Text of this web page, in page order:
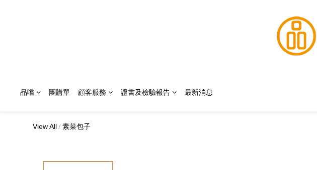
品嚐 團購單 顧客服務 證書及檢驗報告 最新消息
View All /素菜包子